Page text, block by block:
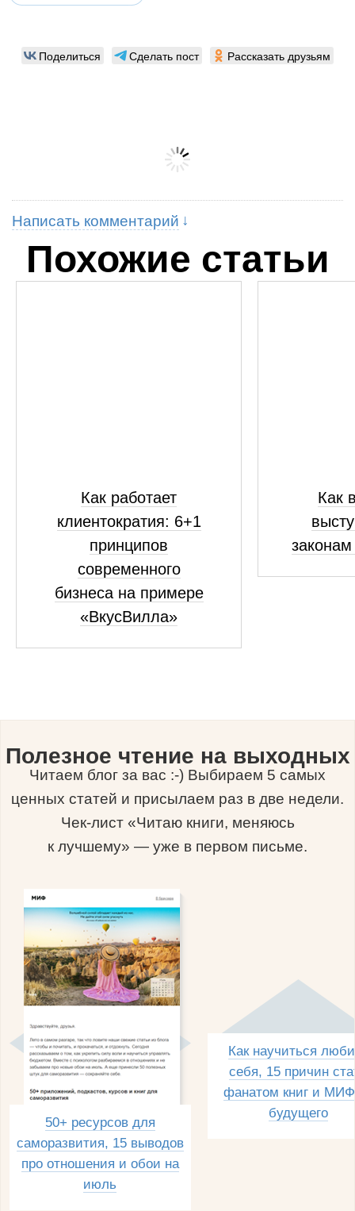
Поделиться Сделать пост Рассказать друзьям
Написать комментарий
Похожие статьи
Как работает
клиентократия: 6+1
принципов
современного
бизнеса на примере
«ВкусВилла»
Как
Полезное чтение на выходных
Читаем блог за вас :-) Выбираем 5 самых
ценных статей и присылаем раз в две недели.
Чек-лист «Читаю книги, меняюсь
к лучшему» — уже в первом письме.
50+ ресурсов для
саморазвития, 15 выводов
про отношения и обои на
июль
Как научиться
себя, 15 причин
фанатом книг и
будущего